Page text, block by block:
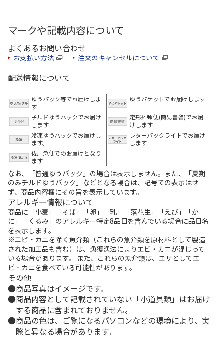
マークや記載内容について
よくあるお問い合わせ
お支払い方法 注文のキャンセルについて
配送情報について
ゆうパック等でお届けしま
す
ゆうパケットでお届けします
チルドゆうパックでお届け
します
定形外郵便(簡易書留)でお届
けします
冷凍ゆうパックでお届けし
ます。
レターパックライトでお届け
します
佐川急便でのお届けとなり
ます
なお、「普通ゆうパック」の場合は表示しません。また、「夏期
のみチルドゆうパック」などとなる場合は、記号での表示はせ
ず、商品内容欄にその旨を表示しています。
アレルギー情報について
商品に「小麦」「そば」「卵」「乳」「落花生」「えび」「か
に」「くるみ」のアレルギー特定8品目を含んでいる場合に品目名
を表示します。
※エビ・カニを除く魚介類（これらの魚介類を原材料として製造
された加工品も含む）は、漁獲漁法によりエビ・カニが混じって
いる場合があります。 また、これらの魚介類は、エサとしてエ
ビ・カニを食べている可能性があります。
その他
商品写真はイメージです。
商品内容として記載されていない「小道具類」はお届け
する商品に含まれておりません。
商品の色は、ご覧になるパソコンなどの環境により、実
際と異なる場合があります。